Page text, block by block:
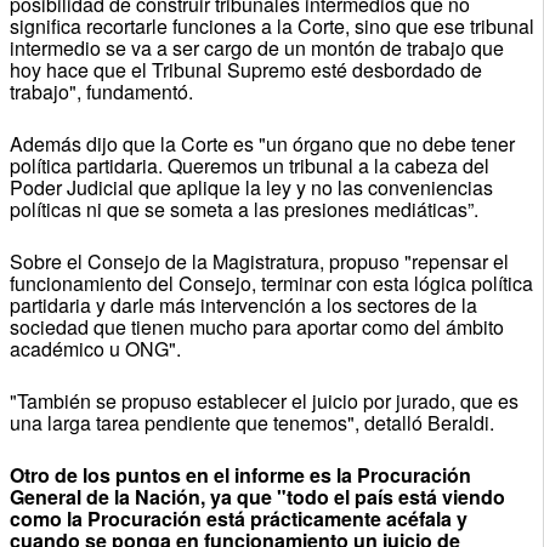
significa recortarle funciones a la Corte, sino que ese tribunal
intermedio se va a ser cargo de un montón de trabajo que
hoy hace que el Tribunal Supremo esté desbordado de
trabajo", fundamentó.
Además dijo que la Corte es "un órgano que no debe tener
política partidaria. Queremos un tribunal a la cabeza del
Poder Judicial que aplique la ley y no las conveniencias
políticas ni que se someta a las presiones mediáticas”.
Sobre el Consejo de la Magistratura, propuso "repensar el
funcionamiento del Consejo, terminar con esta lógica política
partidaria y darle más intervención a los sectores de la
sociedad que tienen mucho para aportar como del ámbito
académico u ONG".
"También se propuso establecer el juicio por jurado, que es
una larga tarea pendiente que tenemos", detalló Beraldi.
Otro de los puntos en el informe es la Procuración
General de la Nación, ya que "todo el país está viendo
como la Procuración está prácticamente acéfala y
cuando se ponga en funcionamiento un juicio de